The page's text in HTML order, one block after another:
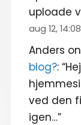
uploade
aug 12, 14:08
Anders on
blog?: “
ved den
igen…”